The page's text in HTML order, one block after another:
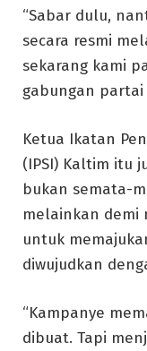
“Sabar dulu,
secara resmi
sekarang kami
gabungan partai
Ketua Ikatan
(IPSI) Kaltim itu
bukan semata-
melainkan demi
untuk
diwujudkan
“Kampanye
dibuat. Tapi